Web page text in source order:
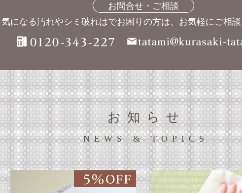
お問合せ・ご相談
気になる汚れやシミ破れはでお困りの方は、 お気軽にご相談
お知らせ
NEWS & TOPICS